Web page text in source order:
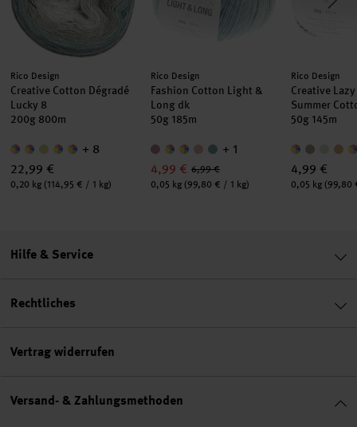
Hersteller:
Rico Design
Creative Cotton Dégradé
Lucky 8
200g 800m
+ 8
22,99 €
Inhalt:
0,20 kg (114,95 € / 1 kg)
Hersteller:
Rico Design
Fashion Cotton Light &
Long dk
50g 185m
+ 1
4,99 € 6,99 €
Inhalt:
0,05 kg (99,80 € / 1 kg)
Hersteller:
Rico Design
Creative
Summer
50g 145m
4,99 €
Inhalt:
0,05 kg (99,80
Hilfe & Service
Rechtliches
Vertrag widerrufen
Versand- & Zahlungsmethoden